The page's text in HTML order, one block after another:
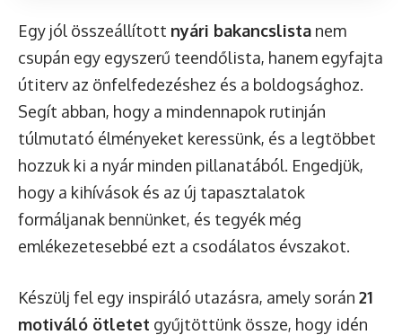
Egy jól összeállított nyári bakancslista nem
csupán egy egyszerű teendőlista, hanem egyfajta
útiterv az önfelfedezéshez és a boldogsághoz.
Segít abban, hogy a mindennapok rutinján
túlmutató élményeket keressünk, és a legtöbbet
hozzuk ki a nyár minden pillanatából. Engedjük,
hogy a kihívások és az új tapasztalatok
formáljanak bennünket, és tegyék még
emlékezetesebbé ezt a csodálatos évszakot.
Készülj fel egy inspiráló utazásra, amely során 21
motiváló ötletet gyűjtöttünk össze, hogy idén